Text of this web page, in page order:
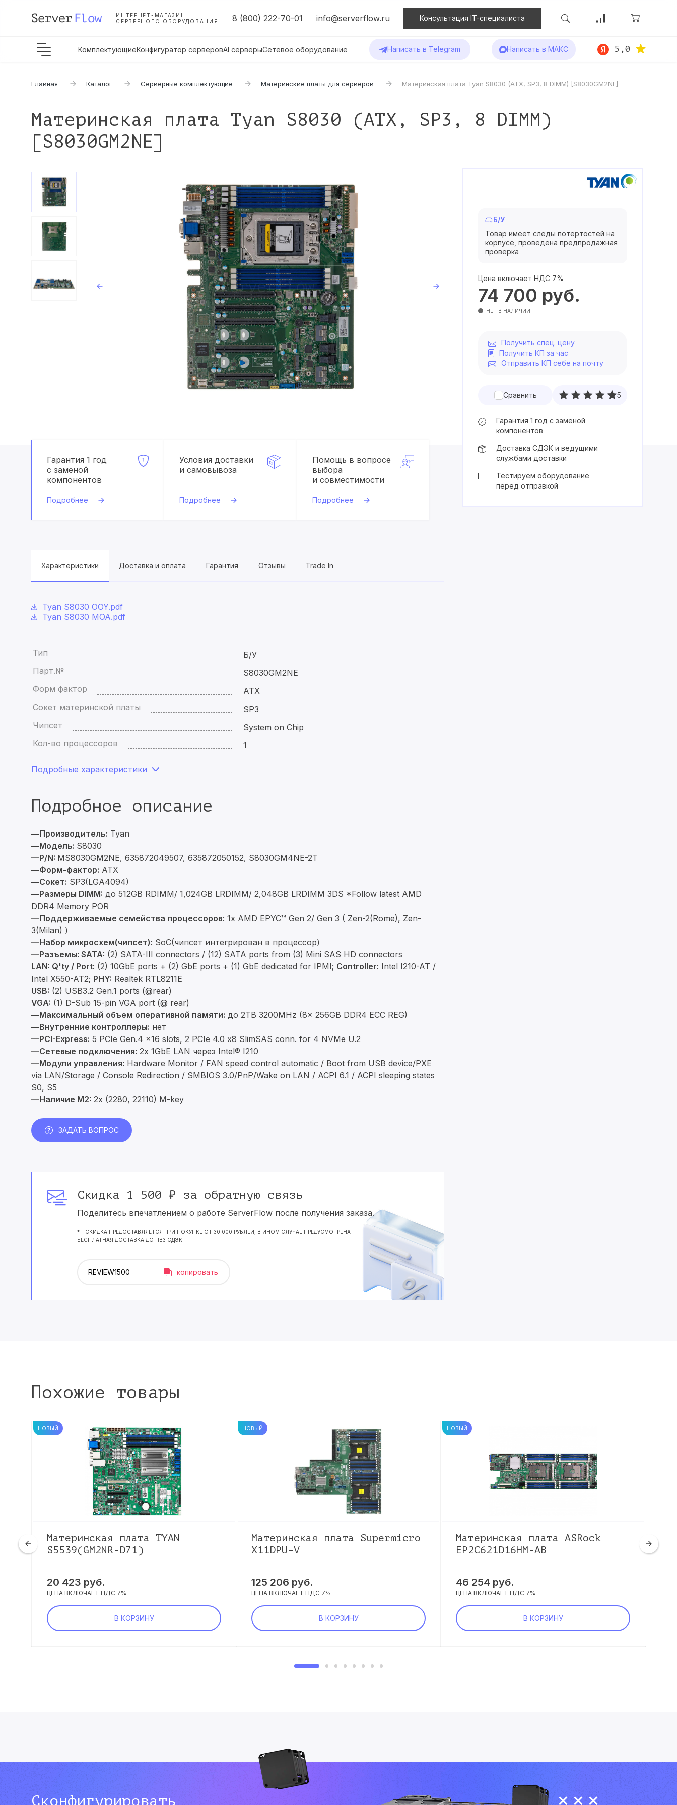
ИНТЕРНЕТ-МАГАЗИН
СЕРВЕРНОГО ОБОРУДОВАНИЯ
8 (800) 222-70-01 info@serverflow.ru Консультация IT-специалиста
КомплектующиеКонфигуратор серверовAI серверыСетевое оборудование Написать в Telegram Написать в МАКС 5,0
Главная Каталог Серверные комплектующие Материнские платы для серверов Материнская плата Tyan S8030 (ATX, SP3, 8 DIMM) [S8030GM2NE]
Материнская плата Tyan S8030 (ATX, SP3, 8 DIMM)
[S8030GM2NE]
Гарантия 1 год
с заменой
компонентов
Подробнее
Условия доставки
и самовывоза
Подробнее
Помощь в вопросе
выбора
и совместимости
Подробнее
Характеристики Доставка и оплата Гарантия Отзывы Trade In
Tyan S8030 OOY.pdf
Tyan S8030 MOA.pdf
Тип
Б/У
Парт.№
S8030GM2NE
Форм фактор
ATX
Сокет материнской платы
SP3
Чипсет
System on Chip
Кол-во процессоров
1
Подробные характеристики
Подробное описание
—Производитель: Tyan
—Модель: S8030
—P/N: MS8030GM2NE, 635872049507, 635872050152, S8030GM4NE-2T
—Форм-фактор: ATX
—Сокет: SP3(LGA4094)
—Размеры DIMM: до 512GB RDIMM/ 1,024GB LRDIMM/ 2,048GB LRDIMM 3DS *Follow latest AMD
DDR4 Memory POR
—Поддерживаемые семейства процессоров: 1х AMD EPYC™ Gen 2/ Gen 3 ( Zen-2(Rome), Zen-
3(Milan) )
—Набор микросхем(чипсет): SoC(чипсет интегрирован в процессор)
—Разъемы: SATA: (2) SATA-III connectors / (12) SATA ports from (3) Mini SAS HD connectors
LAN: Q'ty / Port: (2) 10GbE ports + (2) GbE ports + (1) GbE dedicated for IPMI; Controller: Intel I210-AT /
Intel X550-AT2; PHY: Realtek RTL8211E
USB: (2) USB3.2 Gen.1 ports (@rear)
VGA: (1) D-Sub 15-pin VGA port (@ rear)
—Максимальный объем оперативной памяти: до 2TB 3200MHz (8x 256GB DDR4 ECC REG)
—Внутренние контроллеры: нет
—PCI-Express: 5 PCIe Gen.4 x16 slots, 2 PCIe 4.0 x8 SlimSAS conn. for 4 NVMe U.2
—Сетевые подключения: 2x 1GbE LAN через Intel® I210
—Модули управления: Hardware Monitor / FAN speed control automatic / Boot from USB device/PXE
via LAN/Storage / Console Redirection / SMBIOS 3.0/PnP/Wake on LAN / ACPI 6.1 / ACPI sleeping states
S0, S5
—Наличие M2: 2x (2280, 22110) M-key
ЗАДАТЬ ВОПРОС
Скидка 1 500 ₽ за обратную связь
Поделитесь впечатлением о работе ServerFlow после получения заказа.
* - СКИДКА ПРЕДОСТАВЛЯЕТСЯ ПРИ ПОКУПКЕ ОТ 30 000 РУБЛЕЙ, В ИНОМ СЛУЧАЕ ПРЕДУСМОТРЕНА
БЕСПЛАТНАЯ ДОСТАВКА ДО ПВЗ СДЭК.
копировать
Б/У
Товар имеет следы потертостей на
корпусе, проведена предпродажная
проверка
Цена включает НДС 7%
74 700 руб.
НЕТ В НАЛИЧИИ
Получить спец. цену
Получить КП за час
Отправить КП себе на почту
Сравнить 5
Гарантия 1 год с заменой
компонентов
Доставка СДЭК и ведущими
службами доставки
Тестируем оборудование
перед отправкой
Похожие товары
НОВЫЙ
Материнская плата TYAN
S5539(GM2NR-D71)
20 423 руб.
ЦЕНА ВКЛЮЧАЕТ НДС 7%
В КОРЗИНУ
НОВЫЙ
Материнская плата Supermicro
X11DPU-V
125 206 руб.
ЦЕНА ВКЛЮЧАЕТ НДС 7%
В КОРЗИНУ
НОВЫЙ
Материнская плата ASRock
EP2C621D16HM-AB
46 254 руб.
ЦЕНА ВКЛЮЧАЕТ НДС 7%
В КОРЗИНУ
Сконфигурировать